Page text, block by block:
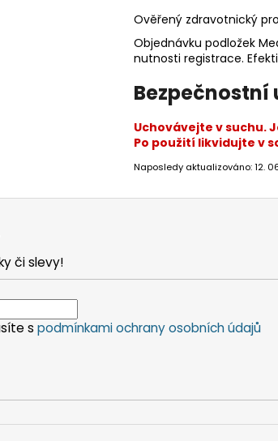
Ověřený zdravotnický
Objednávku podložek
nutnosti registrace.
Bezpečnostní
Uchovávejte v suchu.
Po použití likvidujte v
Naposledy aktualizováno: 12.
či slevy!
s podmínkami ochrany osobních údajů